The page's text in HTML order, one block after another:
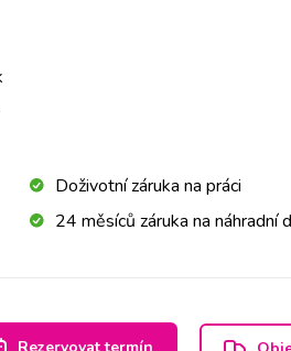
Doživotní záruka na práci
24 měsíců záruka na náhradní